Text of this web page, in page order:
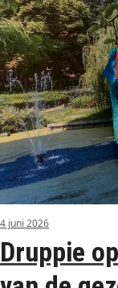
4 juni 2026
Druppie